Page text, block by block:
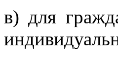
в) для